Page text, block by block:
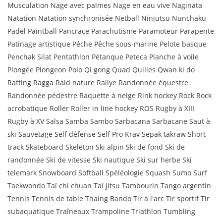
Musculation Nage avec palmes Nage en eau vive Naginata
Natation Natation synchronisée Netball Ninjutsu Nunchaku
Padel Paintball Pancrace Parachutisme Paramoteur Parapente
Patinage artistique Pêche Pêche sous-marine Pelote basque
Penchak Silat Pentathlon Pétanque Peteca Planche à voile
Plongée Plongeon Polo Qi gong Quad Quilles Qwan ki do
Rafting Ragga Raid nature Rallye Randonnée équestre
Randonnée pédestre Raquette à neige Rink hockey Rock Rock
acrobatique Roller Roller in line hockey ROS Rugby à XIII
Rugby à XV Salsa Samba Sambo Sarbacana Sarbacane Saut à
ski Sauvetage Self défense Self Pro Krav Sepak takraw Short
track Skateboard Skeleton Ski alpin Ski de fond Ski de
randonnée Ski de vitesse Ski nautique Ski sur herbe Ski
telemark Snowboard Softball Spéléologie Squash Sumo Surf
Taekwondo Taï chi chuan Taï jitsu Tambourin Tango argentin
Tennis Tennis de table Thaing Bando Tir à l'arc Tir sportif Tir
subaquatique Traîneaux Trampoline Triathlon Tumbling